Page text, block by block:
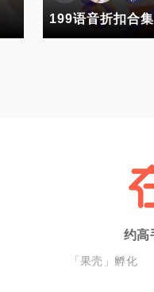
199语音折扣合集
约高
「果壳」孵化